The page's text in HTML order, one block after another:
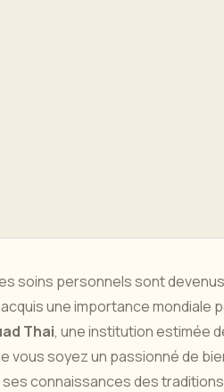
soins personnels sont
une importance
Thai, une institution estimée
vous soyez un passionné de
connaissances des